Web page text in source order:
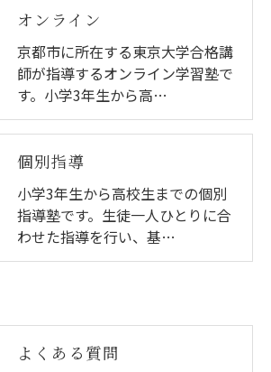
オンライン
京都市に所在する東京大学合格講
師が指導するオンライン学習塾で
す。小学3年生から高…
個別指導
小学3年生から高校生までの個別
指導塾です。生徒一人ひとりに合
わせた指導を行い、基…
よくある質問